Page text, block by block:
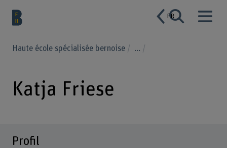
FR
Haute école spécialisée bernoise ...
Katja Friese
Profil